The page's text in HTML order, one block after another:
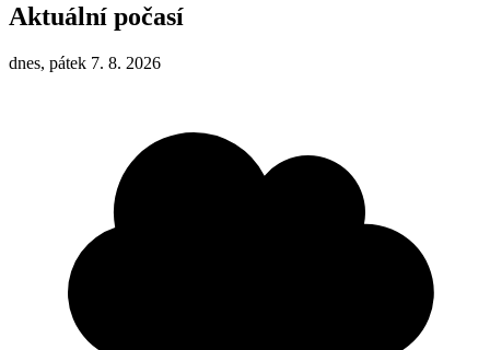
Aktuální počasí
dnes, pátek 7. 8. 2026